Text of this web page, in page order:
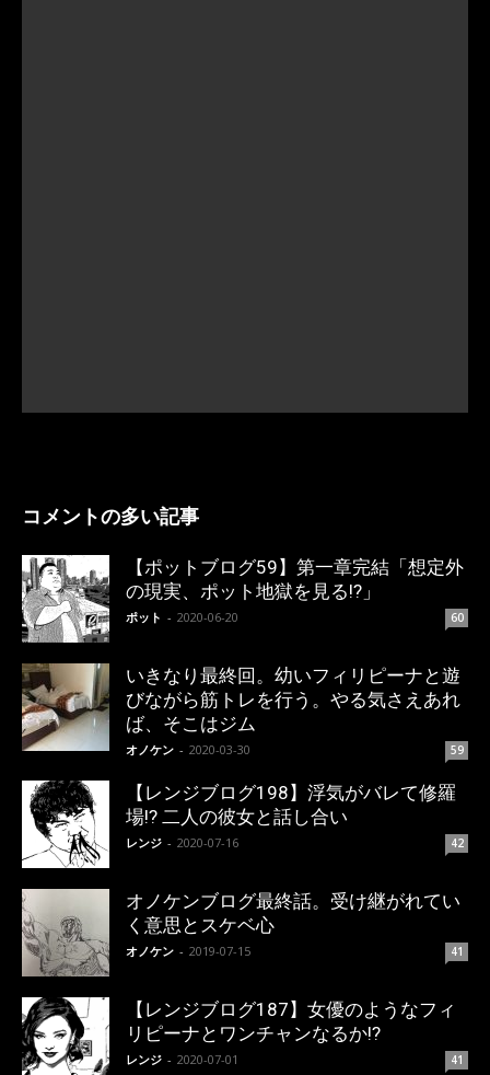
コメントの多い記事
【ポットブログ59】第一章完結「想定外
の現実、ポット地獄を見る!?」
ポット - 2020-06-20 60
いきなり最終回。幼いフィリピーナと遊
びながら筋トレを行う。やる気さえあれ
ば、そこはジム
オノケン - 2020-03-30 59
【レンジブログ198】浮気がバレて修羅
場!? 二人の彼女と話し合い
レンジ - 2020-07-16 42
オノケンブログ最終話。受け継がれてい
く意思とスケベ心
オノケン - 2019-07-15 41
【レンジブログ187】女優のようなフィ
リピーナとワンチャンなるか!?
レンジ - 2020-07-01 41